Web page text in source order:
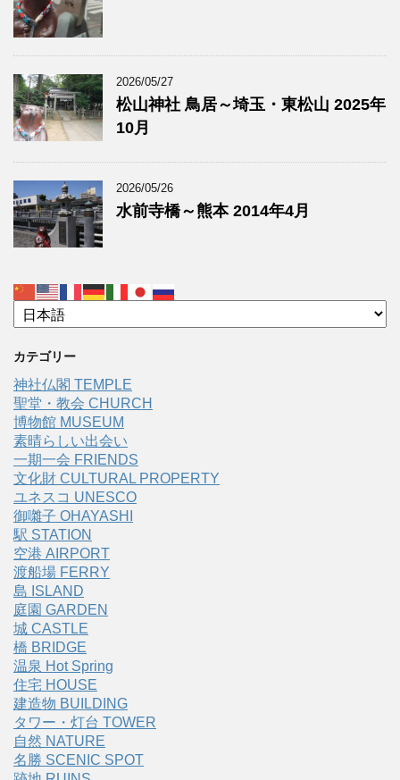
2026/05/27
松山神社 鳥居～埼玉・東松山 2025年
10月
2026/05/26
水前寺橋～熊本 2014年4月
カテゴリー
神社仏閣 TEMPLE
聖堂・教会 CHURCH
博物館 MUSEUM
素晴らしい出会い
一期一会 FRIENDS
文化財 CULTURAL PROPERTY
ユネスコ UNESCO
御囃子 OHAYASHI
駅 STATION
空港 AIRPORT
渡船場 FERRY
島 ISLAND
庭園 GARDEN
城 CASTLE
橋 BRIDGE
温泉 Hot Spring
住宅 HOUSE
建造物 BUILDING
タワー・灯台 TOWER
自然 NATURE
名勝 SCENIC SPOT